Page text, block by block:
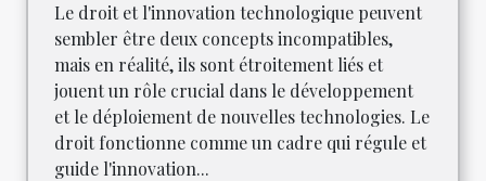
Le droit et l'innovation technologique peuvent
sembler être deux concepts incompatibles,
mais en réalité, ils sont étroitement liés et
jouent un rôle crucial dans le développement
et le déploiement de nouvelles technologies. Le
droit fonctionne comme un cadre qui régule et
guide l'innovation...